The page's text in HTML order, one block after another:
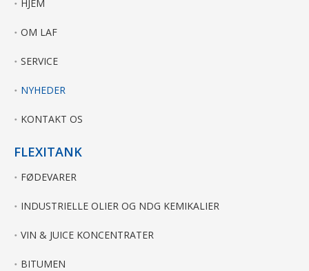
HJEM
OM LAF
SERVICE
NYHEDER
KONTAKT OS
FLEXITANK
FØDEVARER
INDUSTRIELLE OLIER OG NDG KEMIKALIER
VIN & JUICE KONCENTRATER
BITUMEN